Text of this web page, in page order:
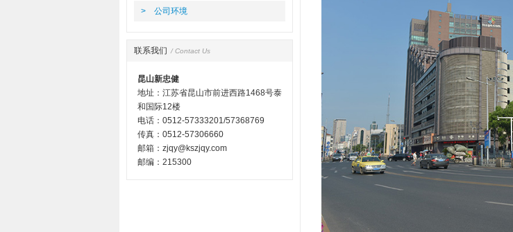
> 公司环境
联系我们 / Contact Us
昆山新忠健
地址：江苏省昆山市前进西路1468号泰
和国际12楼
电话：0512-57333201/57368769
传真：0512-57306660
邮箱：zjqy@kszjqy.com
邮编：215300